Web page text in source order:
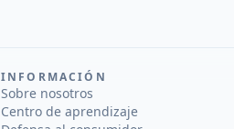
INFORMACIÓN
Sobre nosotros
Centro de aprendizaje